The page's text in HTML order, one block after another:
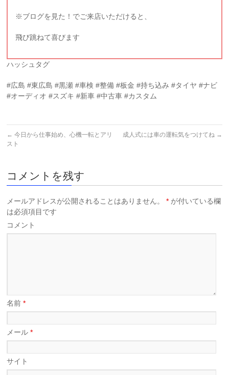
※ブログを見た！でご来店いただけると、
飛び跳ねて喜びます
ハッシュタグ
#広島 #東広島 #黒瀬 #車検 #整備 #板金 #持ち込み #タイヤ #ナビ
#オーディオ #スズキ #新車 #中古車 #カスタム
← 今日から仕事始め、心機一転とアリ
スト
成人式には車の運転気をつけてね →
コメントを残す
メールアドレスが公開されることはありません。 * が付いている欄
は必須項目です
コメント
名前*
メール*
サイト